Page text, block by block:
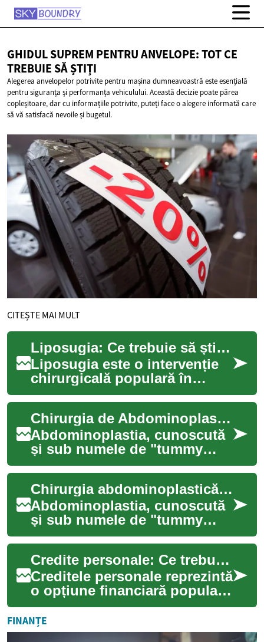
GHIDUL SUPREM PENTRU ANVELOPE: TOT CE
TREBUIE SĂ ȘTIȚI
Alegerea anvelopelor potrivite pentru mașina dumneavoastră este esențială
pentru siguranța și performanța vehiculului. Această decizie poate părea
copleșitoare, dar cu informațiile potrivite, puteți face o alegere informată care
să vă satisfacă nevoile și bugetul.
CITEȘTE MAI MULT
Liposugia: Ce trebuie să știți despre această procedură estetică
Liposugia este o intervenție
chirurgicală populară în
domeniul chirurgiei estetice,
concepută pentru a elimina
depozi...
Chirurgia de Abdominoplastie: Ce Trebuie să Știți
Abdominoplastia, cunoscută
și sub numele de "tummy
tuck", este o procedură
chirurgicală complexă care
vizează îmbunăt...
Chirurgia abdominoplastică: Ce trebuie să știți despre procedura de tummy tuck
Abdominoplastia, cunoscută
și sub numele de "tummy
tuck", este o procedură
chirurgicală care vizează
îmbunătățirea as...
Credite personale: Ce trebuie să știți înainte de a le accesa
Creditele personale reprezintă
o opțiune financiară populară
pentru mulți români care au
nevoie de bani pentru
divers...
FINANȚE